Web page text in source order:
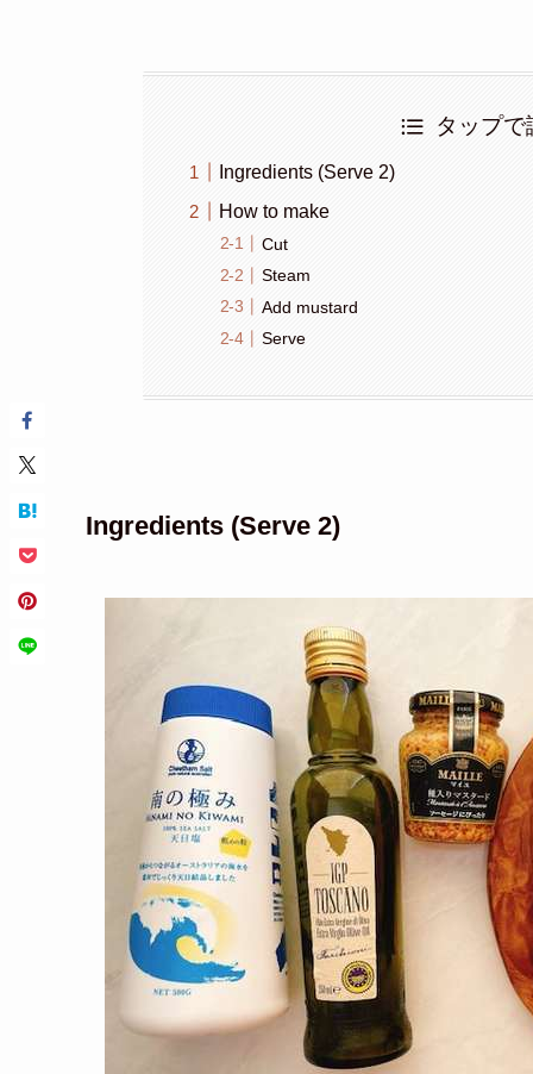
タップ
Ingredients (Serve 2)
How to make
Cut
Steam
Add mustard
Serve
Ingredients (Serve 2)